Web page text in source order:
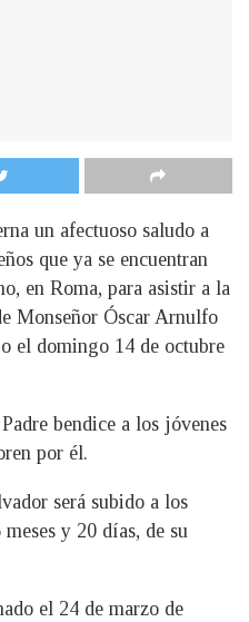
un afectuoso saludo a
que ya se encuentran
en Roma, para asistir a la
Monseñor Óscar Arnulfo
el domingo 14 de octubre
bendice a los jóvenes
por él.
será subido a los
meses y 20 días, de su
el 24 de marzo de